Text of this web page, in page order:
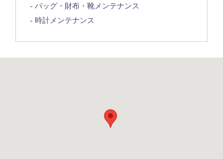
バッグ・財布・靴メンテナンス
時計メンテナンス